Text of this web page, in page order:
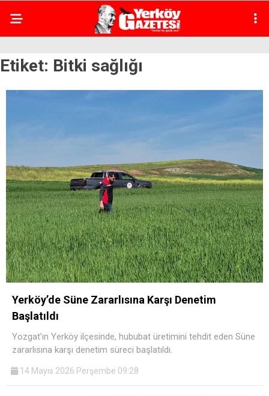
Etiket: Bitki sağlığı
Yerköy’de Süne Zararlısına Karşı Denetim
Başlatıldı
Yozgat’ın Yerköy ilçesinde, hububat üretimini tehdit eden Süne
zararlısına karşı denetim süreci başlatıldı.
14 Mayıs 2026 Perşembe 09:28